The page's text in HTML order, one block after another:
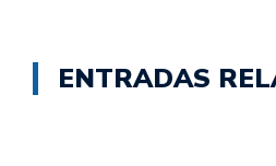
ENTRADAS